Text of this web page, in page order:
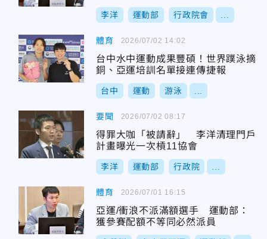
李洋 運動部 行政院會
體育
台中水中運動成果豐碩！世界蹼泳摘
銅、亞運培訓名單接連傳捷報
台中 運動 游泳
2026/07/02 14:02
要聞
得罪大咖「被請辭」 李洋清理門戶
計畫曝光一次槓11協會
李洋 運動部 行政院
2026/07/02 08:17
體育
亞運/衝浪不派滿額選手 運動部：
獲參賽配額不等同必然派員
2026/07/01 16:15